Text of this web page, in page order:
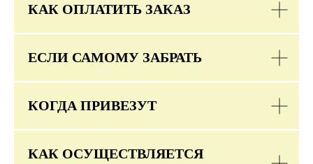
КАК ОПЛАТИТЬ ЗАКАЗ
ЕСЛИ САМОМУ ЗАБРАТЬ
КОГДА ПРИВЕЗУТ
КАК ОСУЩЕСТВЛЯЕТСЯ